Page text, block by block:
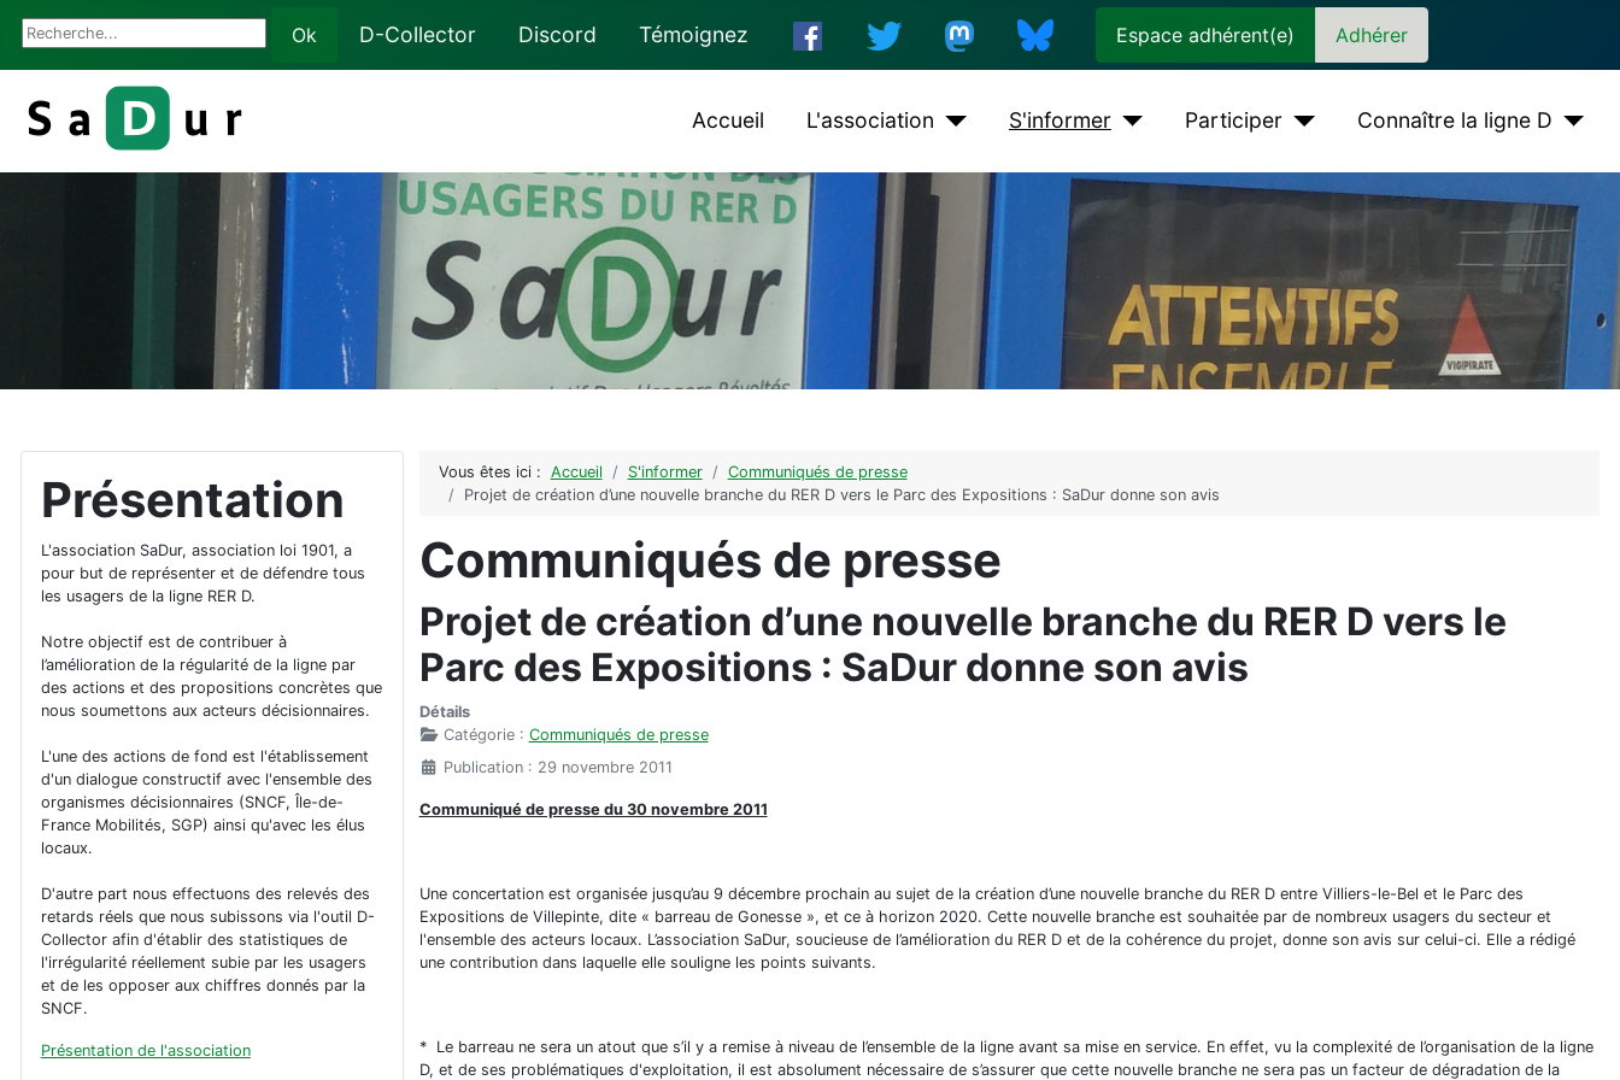
Rechercher
Ok D-Collector Discord Témoignez Espace adhérent(e) Adhérer
Accueil L'association S'informer Participer Connaître la ligne D
Présentation
L'association SaDur, association loi 1901, a
pour but de représenter et de défendre tous
les usagers de la ligne RER D.
Notre objectif est de contribuer à
l’amélioration de la régularité de la ligne par
des actions et des propositions concrètes que
nous soumettons aux acteurs décisionnaires.
L'une des actions de fond est l'établissement
d'un dialogue constructif avec l'ensemble des
organismes décisionnaires (SNCF, Île-de-
France Mobilités, SGP) ainsi qu'avec les élus
locaux.
D'autre part nous effectuons des relevés des
retards réels que nous subissons via l'outil D-
Collector afin d'établir des statistiques de
l'irrégularité réellement subie par les usagers
et de les opposer aux chiffres donnés par la
SNCF.
Présentation de l'association
Vous êtes ici : Accueil S'informer
Communiqués de presse
Projet de création d’une nouvelle branche du RER D vers le Parc des Expositions : SaDur donne son avis
Communiqués de presse
Projet de création d’une nouvelle branche du RER D vers le
Parc des Expositions : SaDur donne son avis
Détails
Catégorie : Communiqués de presse
Publication : 29 novembre 2011
Communiqué de presse du 30 novembre 2011
Une concertation est organisée jusqu’au 9 décembre prochain au sujet de la création d’une nouvelle branche du RER D entre Villiers-le-Bel et le Parc des
Expositions de Villepinte, dite « barreau de Gonesse », et ce à horizon 2020. Cette nouvelle branche est souhaitée par de nombreux usagers du secteur et
l'ensemble des acteurs locaux. L’association SaDur, soucieuse de l’amélioration du RER D et de la cohérence du projet, donne son avis sur celui-ci. Elle a rédigé
une contribution dans laquelle elle souligne les points suivants.
* Le barreau ne sera un atout que s’il y a remise à niveau de l’ensemble de la ligne avant sa mise en service. En effet, vu la complexité de l’organisation de la ligne
D, et de ses problématiques d'exploitation, il est absolument nécessaire de s’assurer que cette nouvelle branche ne sera pas un facteur de dégradation de la